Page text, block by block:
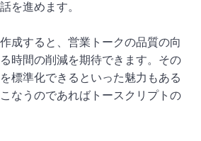
を進めます。
成すると、営業トークの品質の向
時間の削減を期待できます。その
標準化できるといった魅力もある
なうのであればトースクリプトの